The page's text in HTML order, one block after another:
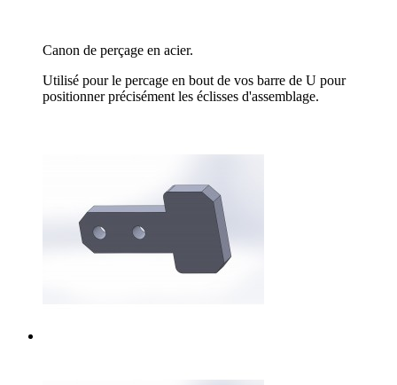
Canon de perçage en acier.
Utilisé pour le percage en bout de vos barre de U pour
positionner précisément les éclisses d'assemblage.